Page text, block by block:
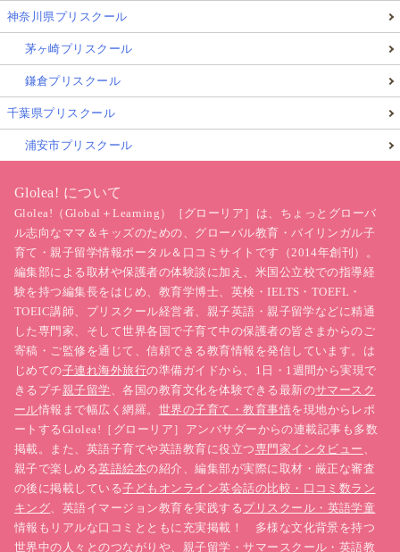
神奈川県プリスクール
茅ヶ崎プリスクール
鎌倉プリスクール
千葉県プリスクール
浦安市プリスクール
Glolea! について
Glolea!（Global＋Learning）［グローリア］は、ちょっとグローバ
ル志向なママ＆キッズのための、グローバル教育・バイリンガル子
育て・親子留学情報ポータル＆口コミサイトです（2014年創刊）。
編集部による取材や保護者の体験談に加え、米国公立校での指導経
験を持つ編集長をはじめ、教育学博士、英検・IELTS・TOEFL・
TOEIC講師、プリスクール経営者、親子英語・親子留学などに精通
した専門家、そして世界各国で子育て中の保護者の皆さまからのご
寄稿・ご監修を通じて、信頼できる教育情報を発信しています。は
じめての子連れ海外旅行の準備ガイドから、1日・1週間から実現で
きるプチ親子留学、各国の教育文化を体験できる最新のサマースク
ール情報まで幅広く網羅。 世界の子育て・教育事情を現地からレポ
ートするGlolea!［グローリア］アンバサダーからの連載記事も多数
掲載。また、英語子育てや英語教育に役立つ専門家インタビュー 、
親子で楽しめる英語絵本の紹介、編集部が実際に取材・厳正な審査
の後に掲載している子どもオンライン英会話の比較・口コミ数ラン
キング、英語イマージョン教育を実践するプリスクール・英語学童
情報もリアルな口コミとともに充実掲載！ 多様な文化背景を持つ
世界中の人々とのつながりや、親子留学・サマースクール・英語教